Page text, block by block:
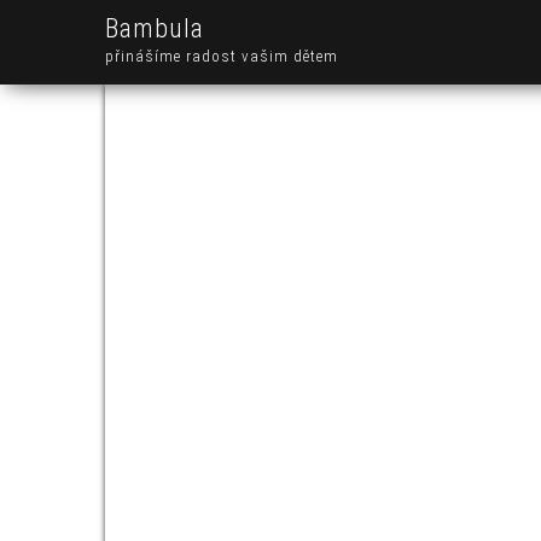
Bambula
přinášíme radost vašim dětem